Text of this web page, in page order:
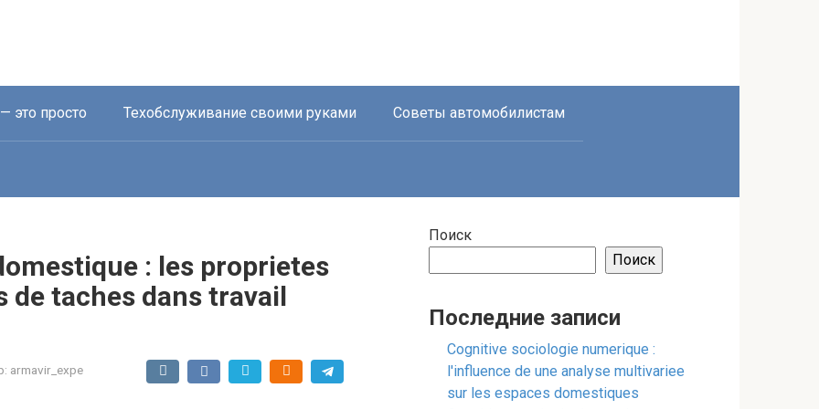
это просто Техобслуживание своими руками Советы автомобилистам
: les proprietes
de taches dans travail
armavir_expe
Поиск
Поиск
Последние записи
Cognitive sociologie numerique :
l'influence de une analyse multivariee
sur les espaces domestiques